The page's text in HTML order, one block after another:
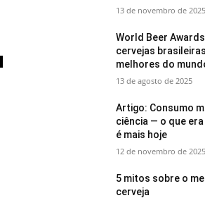
13 de novembro de 2025
World Beer
cervejas
melhores do
13 de agosto de 2025
Artigo: Consumo
ciência — o que
é mais hoje
12 de novembro de 2025
5 mitos sobre o
cerveja